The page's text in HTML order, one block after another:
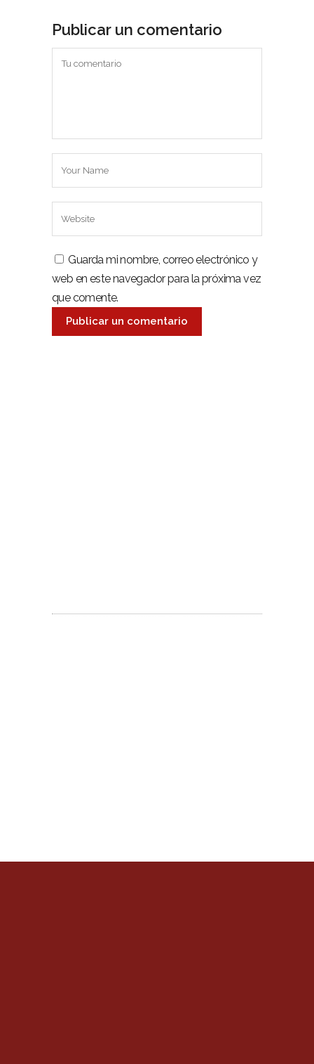
Publicar un comentario
Guarda mi nombre, correo electrónico y
web en este navegador para la próxima vez
que comente.